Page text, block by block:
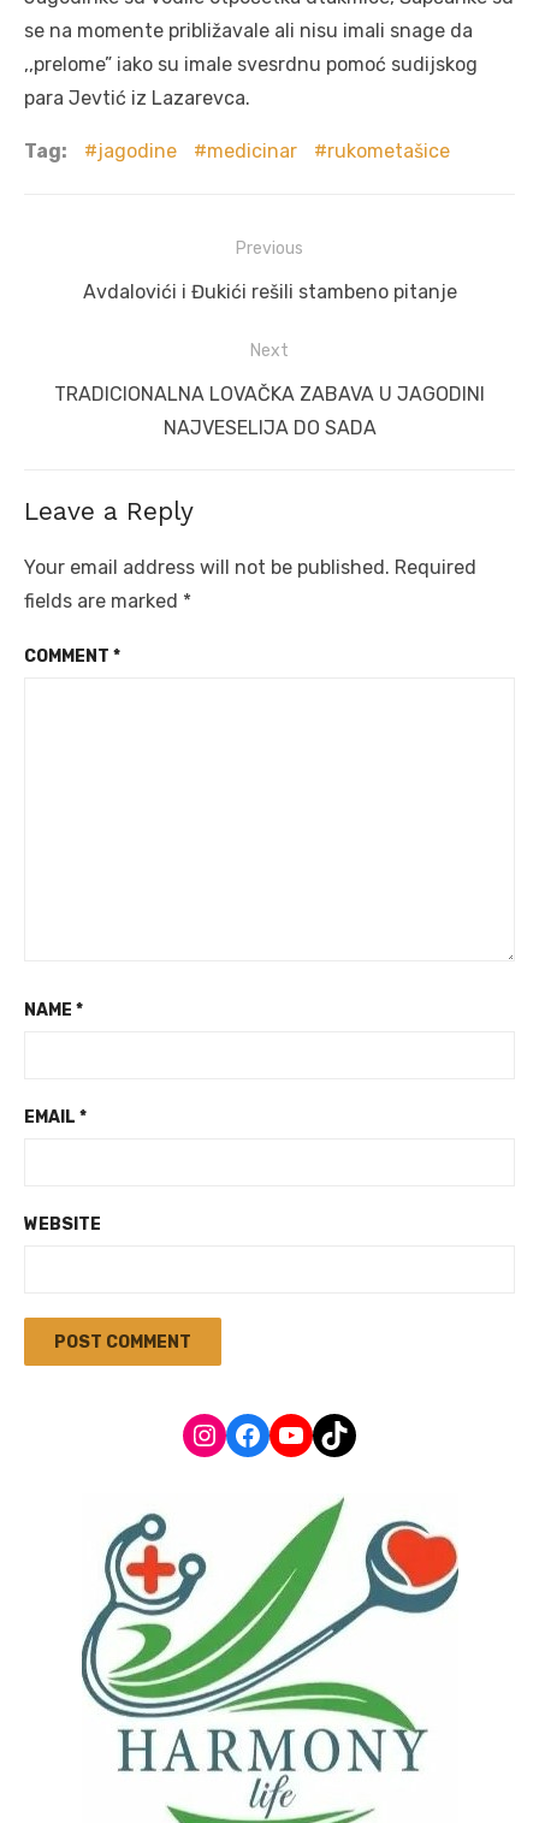
se na momente približavale ali nisu imali snage da
,,prelome” iako su imale svesrdnu pomoć sudijskog
para Jevtić iz Lazarevca.
Tag: jagodine medicinar rukometašice
navigation
Previous
Previous
Avdalovići i Đukići rešili stambeno pitanje
Next
Next
TRADICIONALNA LOVAČKA ZABAVA U JAGODINI
NAJVESELIJA DO SADA
Leave a Reply
Your email address will not be published. Required
fields are marked *
COMMENT *
NAME *
EMAIL *
WEBSITE
Instagram
Facebook
YouTube
TikTok